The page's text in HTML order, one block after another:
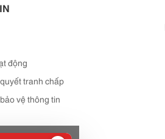
động
tranh chấp
vệ thông tin